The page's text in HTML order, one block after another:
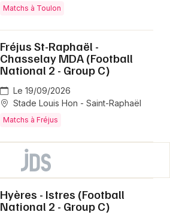
Matchs à Toulon
Fréjus St-Raphaël -
Chasselay MDA (Football
National 2 - Group C)
Le 19/09/2026
Stade Louis Hon - Saint-Raphaël
Matchs à Fréjus
Hyères - Istres (Football
National 2 - Group C)